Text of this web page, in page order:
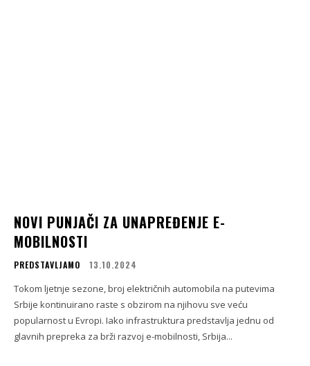
NOVI PUNJAČI ZA UNAPREĐENJE E-
MOBILNOSTI
PREDSTAVLJAMO 13.10.2024
Tokom ljetnje sezone, broj električnih automobila na putevima
Srbije kontinuirano raste s obzirom na njihovu sve veću
popularnost u Evropi. Iako infrastruktura predstavlja jednu od
glavnih prepreka za brži razvoj e-mobilnosti, Srbija...